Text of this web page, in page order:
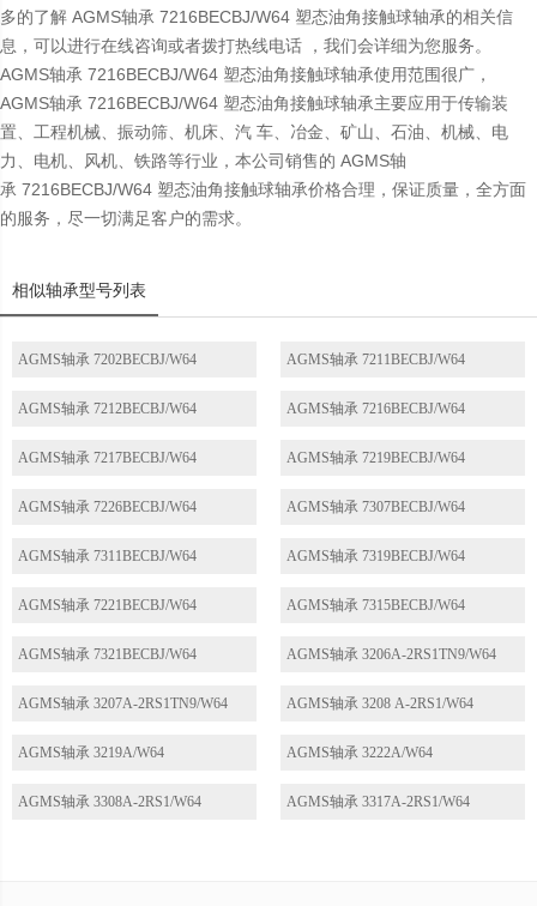
多的了解 AGMS轴承 7216BECBJ/W64 塑态油角接触球轴承的相关信
息，可以进行在线咨询或者拨打热线电话 ，我们会详细为您服务。
AGMS轴承 7216BECBJ/W64 塑态油角接触球轴承使用范围很广，
AGMS轴承 7216BECBJ/W64 塑态油角接触球轴承主要应用于传输装
置、工程机械、振动筛、机床、汽 车、冶金、矿山、石油、机械、电
力、电机、风机、铁路等行业，本公司销售的 AGMS轴
承 7216BECBJ/W64 塑态油角接触球轴承价格合理，保证质量，全方面
的服务，尽一切满足客户的需求。
相似轴承型号列表
AGMS轴承 7202BECBJ/W64 AGMS轴承 7211BECBJ/W64
AGMS轴承 7212BECBJ/W64 AGMS轴承 7216BECBJ/W64
AGMS轴承 7217BECBJ/W64 AGMS轴承 7219BECBJ/W64
AGMS轴承 7226BECBJ/W64 AGMS轴承 7307BECBJ/W64
AGMS轴承 7311BECBJ/W64 AGMS轴承 7319BECBJ/W64
AGMS轴承 7221BECBJ/W64 AGMS轴承 7315BECBJ/W64
AGMS轴承 7321BECBJ/W64 AGMS轴承 3206A-2RS1TN9/W64
AGMS轴承 3207A-2RS1TN9/W64 AGMS轴承 3208 A-2RS1/W64
AGMS轴承 3219A/W64 AGMS轴承 3222A/W64
AGMS轴承 3308A-2RS1/W64 AGMS轴承 3317A-2RS1/W64